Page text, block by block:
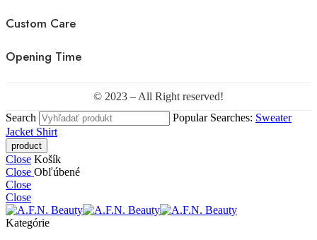
Custom Care
Opening Time
© 2023 – All Right reserved!
Search
Popular Searches: Sweater
Jacket Shirt
Close Košík
Close Obľúbené
Close
Close
Kategórie